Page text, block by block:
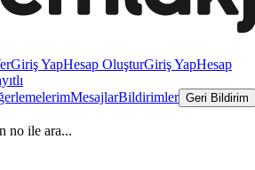
Giriş YapHesap OluşturGiriş YapHesap
MesajlarBildirimler Geri Bildirim
no ile ara...